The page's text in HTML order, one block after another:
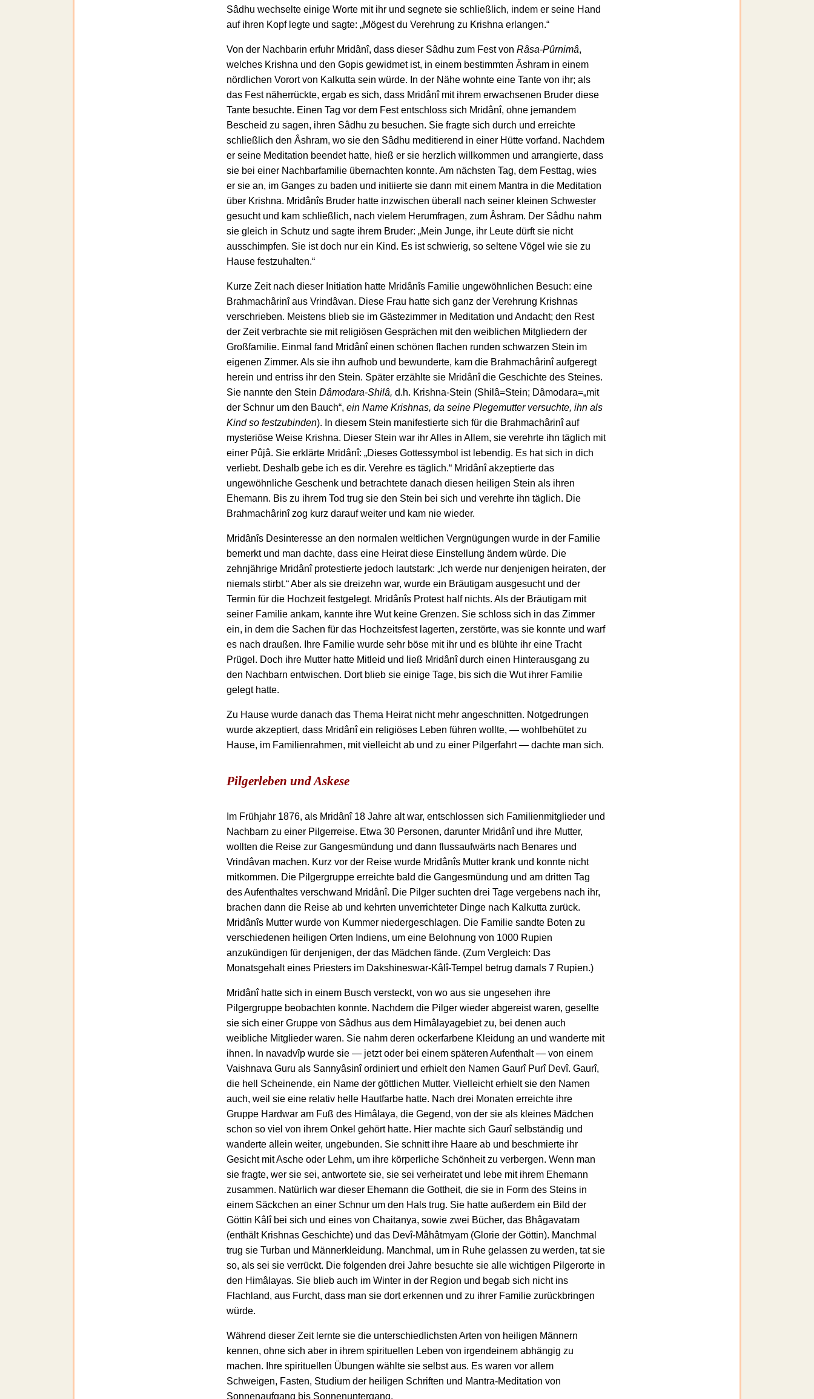
Sâdhu wechselte einige Worte mit ihr und segnete sie schließlich, indem er seine Hand
auf ihren Kopf legte und sagte: „Mögest du Verehrung zu Krishna erlangen.“
Von der Nachbarin erfuhr Mridânî, dass dieser Sâdhu zum Fest von Râsa-Pûrnimâ,
welches Krishna und den Gopis gewidmet ist, in einem bestimmten Âshram in einem
nördlichen Vorort von Kalkutta sein würde. In der Nähe wohnte eine Tante von ihr; als
das Fest näherrückte, ergab es sich, dass Mridânî mit ihrem erwachsenen Bruder diese
Tante besuchte. Einen Tag vor dem Fest entschloss sich Mridânî, ohne jemandem
Bescheid zu sagen, ihren Sâdhu zu besuchen. Sie fragte sich durch und erreichte
schließlich den Âshram, wo sie den Sâdhu meditierend in einer Hütte vorfand. Nachdem
er seine Meditation beendet hatte, hieß er sie herzlich willkommen und arrangierte, dass
sie bei einer Nachbarfamilie übernachten konnte. Am nächsten Tag, dem Festtag, wies
er sie an, im Ganges zu baden und initiierte sie dann mit einem Mantra in die Meditation
über Krishna. Mridânîs Bruder hatte inzwischen überall nach seiner kleinen Schwester
gesucht und kam schließlich, nach vielem Herumfragen, zum Âshram. Der Sâdhu nahm
sie gleich in Schutz und sagte ihrem Bruder: „Mein Junge, ihr Leute dürft sie nicht
ausschimpfen. Sie ist doch nur ein Kind. Es ist schwierig, so seltene Vögel wie sie zu
Hause festzuhalten.“
Kurze Zeit nach dieser Initiation hatte Mridânîs Familie ungewöhnlichen Besuch: eine
Brahmachârinî aus Vrindâvan. Diese Frau hatte sich ganz der Verehrung Krishnas
verschrieben. Meistens blieb sie im Gästezimmer in Meditation und Andacht; den Rest
der Zeit verbrachte sie mit religiösen Gesprächen mit den weiblichen Mitgliedern der
Großfamilie. Einmal fand Mridânî einen schönen flachen runden schwarzen Stein im
eigenen Zimmer. Als sie ihn aufhob und bewunderte, kam die Brahmachârinî aufgeregt
herein und entriss ihr den Stein. Später erzählte sie Mridânî die Geschichte des Steines.
Sie nannte den Stein Dâmodara-Shilâ, d.h. Krishna-Stein (Shilâ=Stein; Dâmodara=„mit
der Schnur um den Bauch“, ein Name Krishnas, da seine Plegemutter versuchte, ihn als
Kind so festzubinden). In diesem Stein manifestierte sich für die Brahmachârinî auf
mysteriöse Weise Krishna. Dieser Stein war ihr Alles in Allem, sie verehrte ihn täglich mit
einer Pûjâ. Sie erklärte Mridânî: „Dieses Gottessymbol ist lebendig. Es hat sich in dich
verliebt. Deshalb gebe ich es dir. Verehre es täglich.“ Mridânî akzeptierte das
ungewöhnliche Geschenk und betrachtete danach diesen heiligen Stein als ihren
Ehemann. Bis zu ihrem Tod trug sie den Stein bei sich und verehrte ihn täglich. Die
Brahmachârinî zog kurz darauf weiter und kam nie wieder.
Mridânîs Desinteresse an den normalen weltlichen Vergnügungen wurde in der Familie
bemerkt und man dachte, dass eine Heirat diese Einstellung ändern würde. Die
zehnjährige Mridânî protestierte jedoch lautstark: „Ich werde nur denjenigen heiraten, der
niemals stirbt.“ Aber als sie dreizehn war, wurde ein Bräutigam ausgesucht und der
Termin für die Hochzeit festgelegt. Mridânîs Protest half nichts. Als der Bräutigam mit
seiner Familie ankam, kannte ihre Wut keine Grenzen. Sie schloss sich in das Zimmer
ein, in dem die Sachen für das Hochzeitsfest lagerten, zerstörte, was sie konnte und warf
es nach draußen. Ihre Familie wurde sehr böse mit ihr und es blühte ihr eine Tracht
Prügel. Doch ihre Mutter hatte Mitleid und ließ Mridânî durch einen Hinterausgang zu
den Nachbarn entwischen. Dort blieb sie einige Tage, bis sich die Wut ihrer Familie
gelegt hatte.
Zu Hause wurde danach das Thema Heirat nicht mehr angeschnitten. Notgedrungen
wurde akzeptiert, dass Mridânî ein religiöses Leben führen wollte, — wohlbehütet zu
Hause, im Familienrahmen, mit vielleicht ab und zu einer Pilgerfahrt — dachte man sich.
Pilgerleben und Askese
Im Frühjahr 1876, als Mridânî 18 Jahre alt war, entschlossen sich Familienmitglieder und
Nachbarn zu einer Pilgerreise. Etwa 30 Personen, darunter Mridânî und ihre Mutter,
wollten die Reise zur Gangesmündung und dann flussaufwärts nach Benares und
Vrindâvan machen. Kurz vor der Reise wurde Mridânîs Mutter krank und konnte nicht
mitkommen. Die Pilgergruppe erreichte bald die Gangesmündung und am dritten Tag
des Aufenthaltes verschwand Mridânî. Die Pilger suchten drei Tage vergebens nach ihr,
brachen dann die Reise ab und kehrten unverrichteter Dinge nach Kalkutta zurück.
Mridânîs Mutter wurde von Kummer niedergeschlagen. Die Familie sandte Boten zu
verschiedenen heiligen Orten Indiens, um eine Belohnung von 1000 Rupien
anzukündigen für denjenigen, der das Mädchen fände. (Zum Vergleich: Das
Monatsgehalt eines Priesters im Dakshineswar-Kâlî-Tempel betrug damals 7 Rupien.)
Mridânî hatte sich in einem Busch versteckt, von wo aus sie ungesehen ihre
Pilgergruppe beobachten konnte. Nachdem die Pilger wieder abgereist waren, gesellte
sie sich einer Gruppe von Sâdhus aus dem Himâlayagebiet zu, bei denen auch
weibliche Mitglieder waren. Sie nahm deren ockerfarbene Kleidung an und wanderte mit
ihnen. In navadvîp wurde sie — jetzt oder bei einem späteren Aufenthalt — von einem
Vaishnava Guru als Sannyâsinî ordiniert und erhielt den Namen Gaurî Purî Devî. Gaurî,
die hell Scheinende, ein Name der göttlichen Mutter. Vielleicht erhielt sie den Namen
auch, weil sie eine relativ helle Hautfarbe hatte. Nach drei Monaten erreichte ihre
Gruppe Hardwar am Fuß des Himâlaya, die Gegend, von der sie als kleines Mädchen
schon so viel von ihrem Onkel gehört hatte. Hier machte sich Gaurî selbständig und
wanderte allein weiter, ungebunden. Sie schnitt ihre Haare ab und beschmierte ihr
Gesicht mit Asche oder Lehm, um ihre körperliche Schönheit zu verbergen. Wenn man
sie fragte, wer sie sei, antwortete sie, sie sei verheiratet und lebe mit ihrem Ehemann
zusammen. Natürlich war dieser Ehemann die Gottheit, die sie in Form des Steins in
einem Säckchen an einer Schnur um den Hals trug. Sie hatte außerdem ein Bild der
Göttin Kâlî bei sich und eines von Chaitanya, sowie zwei Bücher, das Bhâgavatam
(enthält Krishnas Geschichte) und das Devî-Mâhâtmyam (Glorie der Göttin). Manchmal
trug sie Turban und Männerkleidung. Manchmal, um in Ruhe gelassen zu werden, tat sie
so, als sei sie verrückt. Die folgenden drei Jahre besuchte sie alle wichtigen Pilgerorte in
den Himâlayas. Sie blieb auch im Winter in der Region und begab sich nicht ins
Flachland, aus Furcht, dass man sie dort erkennen und zu ihrer Familie zurückbringen
würde.
Während dieser Zeit lernte sie die unterschiedlichsten Arten von heiligen Männern
kennen, ohne sich aber in ihrem spirituellen Leben von irgendeinem abhängig zu
machen. Ihre spirituellen Übungen wählte sie selbst aus. Es waren vor allem
Schweigen, Fasten, Studium der heiligen Schriften und Mantra-Meditation von
Sonnenaufgang bis Sonnenuntergang.